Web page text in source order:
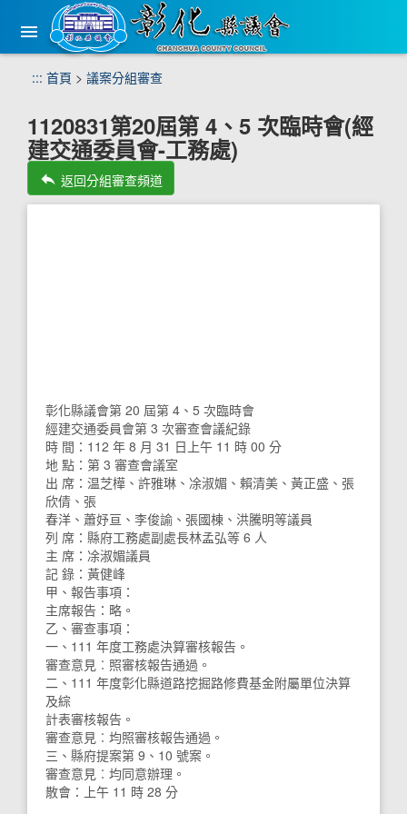
機
::: 首頁 > 議案分組審查
1120831第20屆第 4、5 次臨時會(經
建交通委員會-工務處)
reply 返回分組審查頻道
彰化縣議會第 20 屆第 4、5 次臨時會
經建交通委員會第 3 次審查會議紀錄
時 間：112 年 8 月 31 日上午 11 時 00 分
地 點：第 3 審查會議室
出 席：温芝樺、許雅琳、凃淑媚、賴清美、黃正盛、張
欣倩、張
春洋、蕭妤亘、李俊諭、張國棟、洪騰明等議員
列 席：縣府工務處副處長林孟弘等 6 人
主 席：凃淑媚議員
記 錄：黃健峰
甲、報告事項：
主席報告：略。
乙、審查事項：
一、111 年度工務處決算審核報告。
審查意見︰照審核報告通過。
二、111 年度彰化縣道路挖掘路修費基金附屬單位決算
及綜
計表審核報告。
審查意見︰均照審核報告通過。
三、縣府提案第 9、10 號案。
審查意見︰均同意辦理。
散會：上午 11 時 28 分